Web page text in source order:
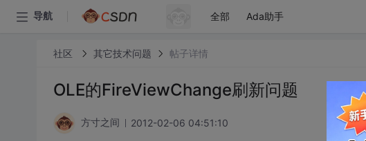
导航 全部 Ada助手
社区 其它技术问题 帖子详情
OLE的FireViewChange刷新问题
方寸之间 2012-02-06 04:51:10